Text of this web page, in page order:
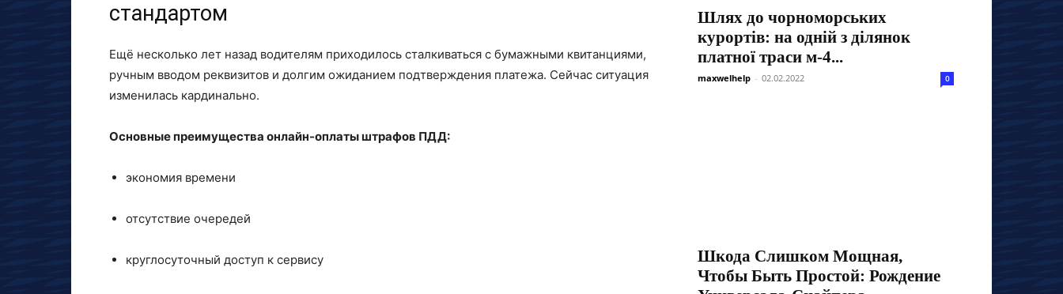
стандартом
Ещё несколько лет назад водителям приходилось сталкиваться с бумажными квитанциями,
ручным вводом реквизитов и долгим ожиданием подтверждения платежа. Сейчас ситуация
изменилась кардинально.
Основные преимущества онлайн-оплаты штрафов ПДД:
экономия времени
отсутствие очередей
круглосуточный доступ к сервису
Шлях до чорноморських
курортів: на одній з ділянок
платної траси м-4...
maxwelhelp - 02.02.2022 0
Шкода Слишком Мощная,
Чтобы Быть Простой: Рождение